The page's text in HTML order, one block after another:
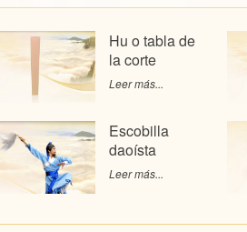
Hu o tabla de
la corte
Leer más...
Escobilla
daoísta
Leer más...